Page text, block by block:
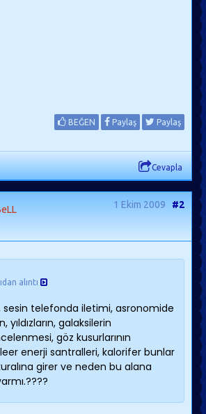
BEĞEN Paylaş Paylaş
Cevapla
1 Ekim 2009 #2
alıntı
sesin telefonda iletimi, asronomide
galaksilerin
göz kusurlarının
enerji santralleri, kalorifer bunlar
girer ve neden bu alana